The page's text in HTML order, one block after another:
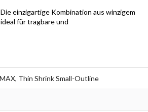
einzigartige Kombination aus winzigem
für tragbare und
Thin Shrink Small-Outline